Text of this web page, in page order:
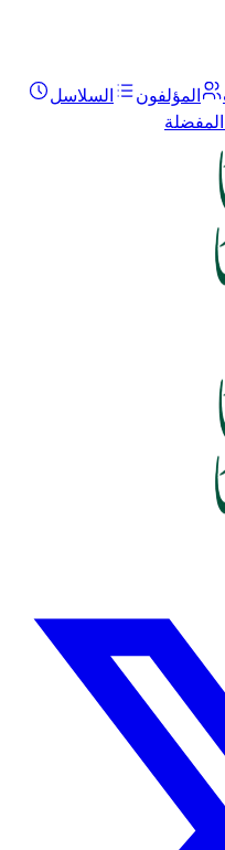
المؤلفون
السلاسل